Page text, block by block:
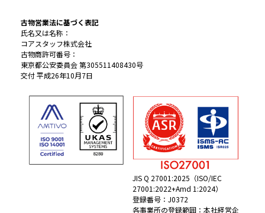
古物営業法に基づく表記
氏名又は名称：
コアスタッフ株式会社
古物商許可番号：
東京都公安委員会 第305511408430号
交付 平成26年10月7日
JIS Q 27001:2025（ISO/IEC
27001:2022+Amd 1:2024）
登録番号：J0372
各事業所の登録範囲：本社経営企